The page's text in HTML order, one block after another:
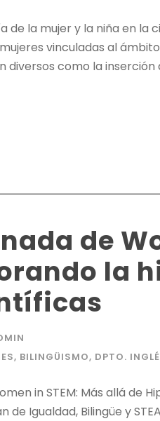
la mujer y la niña en la
vinculadas al ámbito
como la inserción
de
la
, BILINGÜISMO, DPTO.
in STEM: Más allá de
Igualdad, Bilingüe y